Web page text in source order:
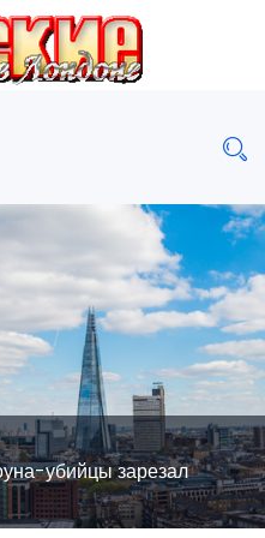
убийцы зарезал